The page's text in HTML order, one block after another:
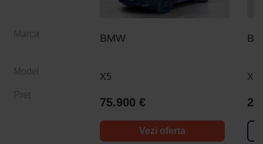
Marca
Model
Preț
BMW
X5
75.900 €
Vezi oferta
X5